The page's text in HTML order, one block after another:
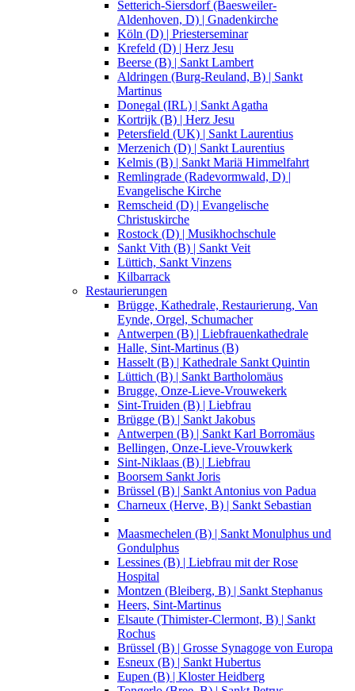
Setterich-Siersdorf (Baesweiler-
Aldenhoven, D) | Gnadenkirche
Köln (D) | Priesterseminar
Krefeld (D) | Herz Jesu
Beerse (B) | Sankt Lambert
Aldringen (Burg-Reuland, B) | Sankt
Martinus
Donegal (IRL) | Sankt Agatha
Kortrijk (B) | Herz Jesu
Petersfield (UK) | Sankt Laurentius
Merzenich (D) | Sankt Laurentius
Kelmis (B) | Sankt Mariä Himmelfahrt
Remlingrade (Radevormwald, D) |
Evangelische Kirche
Remscheid (D) | Evangelische
Christuskirche
Rostock (D) | Musikhochschule
Sankt Vith (B) | Sankt Veit
Lüttich, Sankt Vinzens
Kilbarrack
Restaurierungen
Brügge, Kathedrale, Restaurierung, Van
Eynde, Orgel, Schumacher
Antwerpen (B) | Liebfrauenkathedrale
Halle, Sint-Martinus (B)
Hasselt (B) | Kathedrale Sankt Quintin
Lüttich (B) | Sankt Bartholomäus
Brugge, Onze-Lieve-Vrouwekerk
Sint-Truiden (B) | Liebfrau
Brügge (B) | Sankt Jakobus
Antwerpen (B) | Sankt Karl Borromäus
Bellingen, Onze-Lieve-Vrouwkerk
Sint-Niklaas (B) | Liebfrau
Boorsem Sankt Joris
Brüssel (B) | Sankt Antonius von Padua
Charneux (Herve, B) | Sankt Sebastian
Maasmechelen (B) | Sankt Monulphus und
Gondulphus
Lessines (B) | Liebfrau mit der Rose
Hospital
Montzen (Bleiberg, B) | Sankt Stephanus
Heers, Sint-Martinus
Elsaute (Thimister-Clermont, B) | Sankt
Rochus
Brüssel (B) | Grosse Synagoge von Europa
Esneux (B) | Sankt Hubertus
Eupen (B) | Kloster Heidberg